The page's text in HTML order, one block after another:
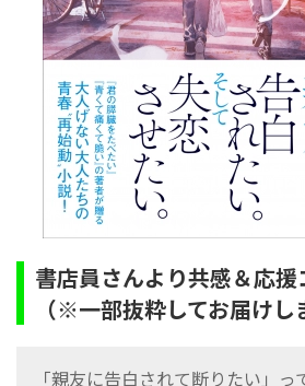
書店員さんより共感＆応援
（※一部抜粋してお届けし
「親友に告白されて断りたい」